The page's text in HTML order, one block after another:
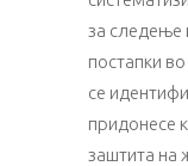
за следење
постапки
се
придонесе
заштита на